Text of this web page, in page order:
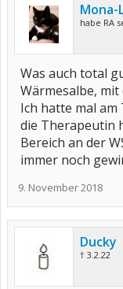
Mona-
habe RA
Was auch total
Wärmesalbe,
Ich hatte mal
die Therapeutin
Bereich an der
immer noch
9. November 2018
Ducky
† 3.2.22